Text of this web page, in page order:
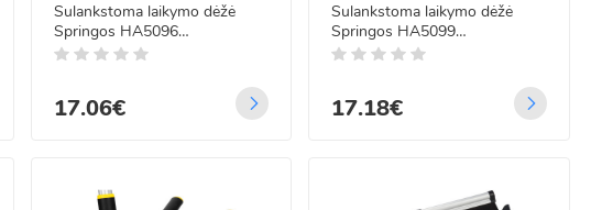
Sulankstoma laikymo dėžė
Springos HA5096
31.5x24.1x18cm 10l
17.06€
Sulankstoma laikymo dėžė
Springos HA5099
29.3x24.2x17cm 10l
17.18€